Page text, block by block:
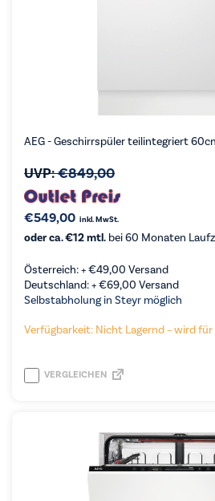
AEG - Geschirrspüler teilintegriert
UVP:€849,00
€549,00 inkl. MwSt.
oder ca. €12 mtl. bei 60 Monaten
Österreich: +€49,00 Versand
Deutschland: +€69,00 Versand
Selbstabholung in Steyr möglich
Verfügbarkeit: Nicht Lagernd – wird
VERGLEICHEN